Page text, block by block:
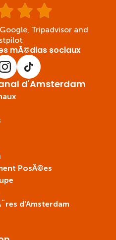
Tripadvisor and
d'Amsterdam
PosÃ©es
d'Amsterdam
mÃ©dias sociaux